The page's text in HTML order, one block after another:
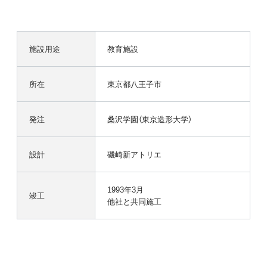
施設用途 教育施設
所在 東京都八王子市
発注 桑沢学園（東京造形大学）
設計 磯崎新アトリエ
竣工
1993年3月
他社と共同施工